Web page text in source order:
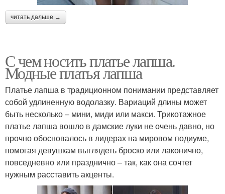
читать дальше →
С чем носить платье лапша.
Модные платья лапша
Платье лапша в традиционном понимании представляет
собой удлиненную водолазку. Вариаций длины может
быть несколько – мини, миди или макси. Трикотажное
платье лапша вошло в дамские луки не очень давно, но
прочно обосновалось в лидерах на мировом подиуме,
помогая девушкам выглядеть броско или лаконично,
повседневно или празднично – так, как она сочтет
нужным расставить акценты.